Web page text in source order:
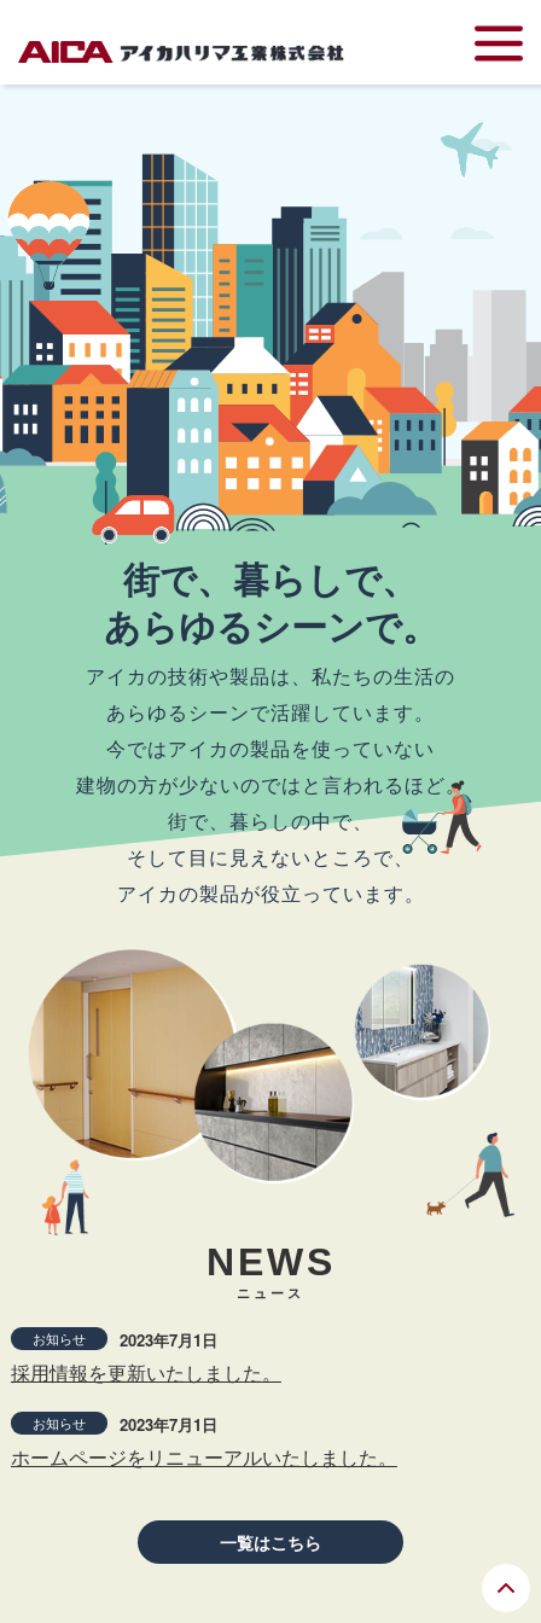
街で、暮らしで、
あらゆるシーンで。
アイカの技術や製品は、私たちの生活の
あらゆるシーンで活躍しています。
今ではアイカの製品を使っていない
建物の方が少ないのではと言われるほど。
街で、暮らしの中で、
そして目に見えないところで、
アイカの製品が役立っています。
NEWS
ニュース
お知らせ 2023年7月1日
採用情報を更新いたしました。
お知らせ 2023年7月1日
ホームページをリニューアルいたしました。
一覧はこちら